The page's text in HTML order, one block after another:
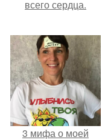
всего сердца.
3 мифа о моей